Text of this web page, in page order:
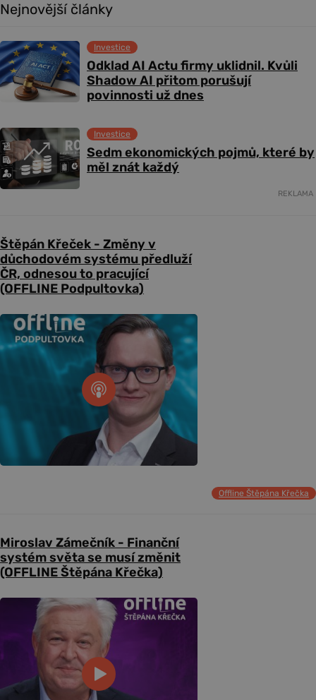
Nejnovější články
Odklad AI Actu firmy uklidnil. Kvůli
Shadow AI přitom porušují
povinnosti už dnes
Investice
Sedm ekonomických pojmů, které by
měl znát každý
Investice
REKLAMA
Štěpán Křeček - Změny v
důchodovém systému předluží
ČR, odnesou to pracující
(OFFLINE Podpultovka)
Offline Štěpána Křečka
Miroslav Zámečník - Finanční
systém světa se musí změnit
(OFFLINE Štěpána Křečka)